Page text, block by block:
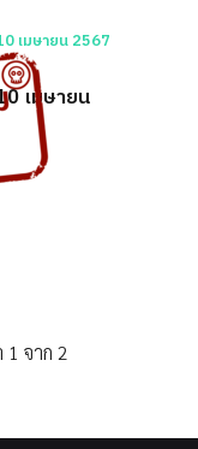
เมษายน
จาก 2